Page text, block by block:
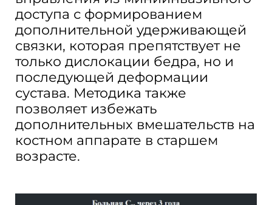
доступа с формированием
дополнительной удерживающей
связки, которая препятствует не
только дислокации бедра, но и
последующей деформации
сустава. Методика также
позволяет избежать
дополнительных вмешательств на
костном аппарате в старшем
возрасте.